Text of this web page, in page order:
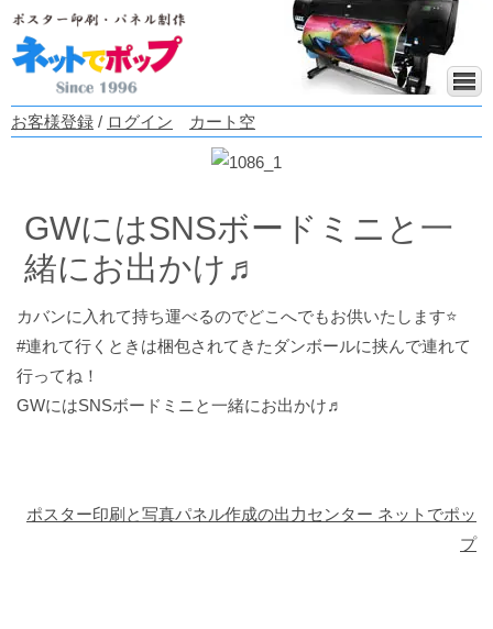
お客様登録 / ログイン カート空
GWにはSNSボードミニと一
緒にお出かけ♬
カバンに入れて持ち運べるのでどこへでもお供いたします⭐️
#連れて行くときは梱包されてきたダンボールに挟んで連れて
行ってね！
GWにはSNSボードミニと一緒にお出かけ♬
ポスター印刷と写真パネル作成の出力センター ネットでポッ
プ